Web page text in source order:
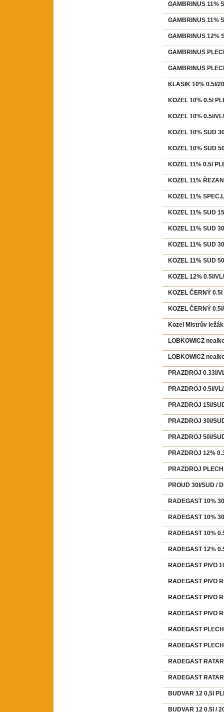
GAMBRINUS 11%
GAMBRINUS 11%
GAMBRINUS 12%
GAMBRINUS
GAMBRINUS
KLASIK 10% 0.5l/
KOZEL 10% 0.5l
KOZEL 10% 0.5l/
KOZEL 10% SUD
KOZEL 10% SUD
KOZEL 11% 0.5l
KOZEL 11%
KOZEL 11%
KOZEL 11% SUD
KOZEL 11% SUD
KOZEL 11% SUD
KOZEL 11% SUD
KOZEL 12% 0.5l/
KOZEL ČERNÝ
KOZEL ČERNÝ
Kozel Mistrův
LOBKOWICZ
LOBKOWICZ
PRAZDROJ 0.33l/
PRAZDROJ 0.5l/
PRAZDROJ 15l/
PRAZDROJ 30l/
PRAZDROJ 50l/
PRAZDROJ 12%
PRAZDROJ
PROUD 30l/SUD /
RADEGAST 10%
RADEGAST 10%
RADEGAST 10%
RADEGAST 12%
RADEGAST PIVO
RADEGAST PIVO
RADEGAST PIVO
RADEGAST PIVO
RADEGAST
RADEGAST
RADEGAST
RADEGAST
BUDVAR 12 0,5l
BUDVAR 12 0.5l /